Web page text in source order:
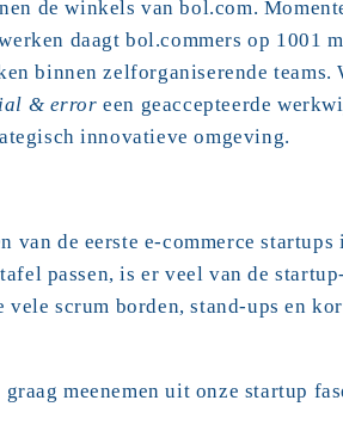
de winkels van bol.com.
daagt bol.commers op 1001
binnen zelforganiserende teams.
& error een geaccepteerde
innovatieve omgeving.
de eerste e-commerce
passen, is er veel van de
scrum borden, stand-ups en
meenemen uit onze startup